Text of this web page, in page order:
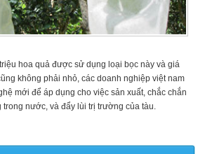
hoa quả được sử dụng loại bọc này và giá
không phải nhỏ, các doanh nghiệp việt nam
mới để áp dụng cho việc sản xuất, chắc chắn
nước, và đẩy lùi trị trường của tàu.